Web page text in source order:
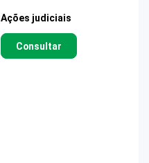
Ações judiciais
Consultar